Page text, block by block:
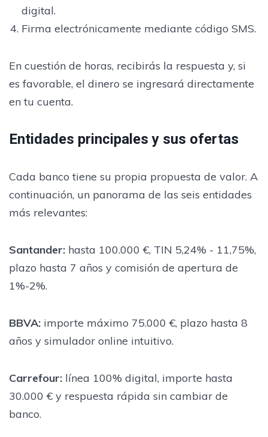
digital.
Firma electrónicamente mediante código SMS.
En cuestión de horas, recibirás la respuesta y, si
es favorable, el dinero se ingresará directamente
en tu cuenta.
Entidades principales y sus ofertas
Cada banco tiene su propia propuesta de valor. A
continuación, un panorama de las seis entidades
más relevantes:
Santander: hasta 100.000 €, TIN 5,24% - 11,75%,
plazo hasta 7 años y comisión de apertura de
1%-2%.
BBVA: importe máximo 75.000 €, plazo hasta 8
años y simulador online intuitivo.
Carrefour: línea 100% digital, importe hasta
30.000 € y respuesta rápida sin cambiar de
banco.